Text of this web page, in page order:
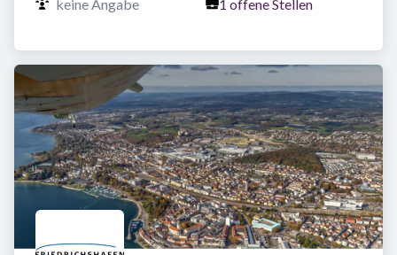
keine Angabe 1 offene Stellen